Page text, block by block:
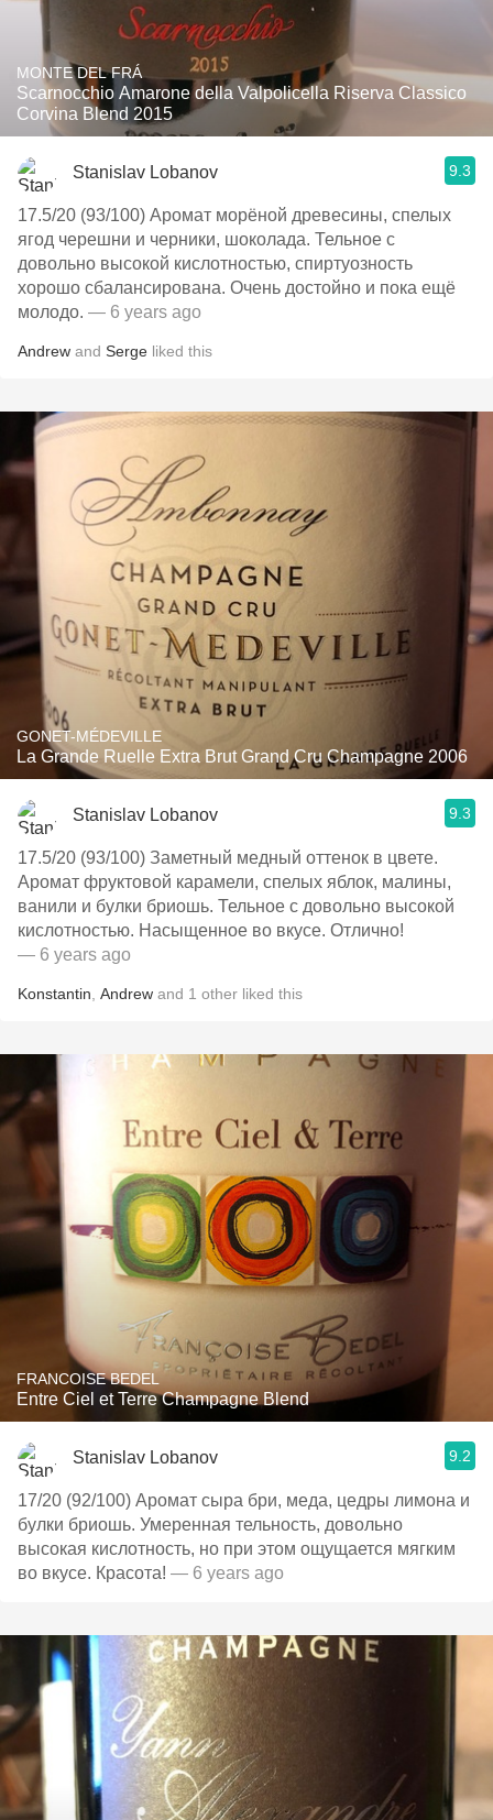
MONTE DEL FRÁ
Scarnocchio Amarone della Valpolicella Riserva Classico
Corvina Blend 2015
Stanislav Lobanov 9.3
17.5/20 (93/100) Аромат морёной древесины, спелых
ягод черешни и черники, шоколада. Тельное с
довольно высокой кислотностью, спиртуозность
хорошо сбалансирована. Очень достойно и пока ещё
молодо. — 6 years ago
Andrew and Serge liked this
GONET-MÉDEVILLE
La Grande Ruelle Extra Brut Grand Cru Champagne 2006
Stanislav Lobanov 9.3
17.5/20 (93/100) Заметный медный оттенок в цвете.
Аромат фруктовой карамели, спелых яблок, малины,
ванили и булки бриошь. Тельное с довольно высокой
кислотностью. Насыщенное во вкусе. Отлично!
— 6 years ago
Konstantin Andrew and 1 other liked this
FRANCOISE BEDEL
Entre Ciel et Terre Champagne Blend
Stanislav Lobanov 9.2
17/20 (92/100) Аромат сыра бри, меда, цедры лимона и
булки бриошь. Умеренная тельность, довольно
высокая кислотность, но при этом ощущается мягким
во вкусе. Красота! — 6 years ago